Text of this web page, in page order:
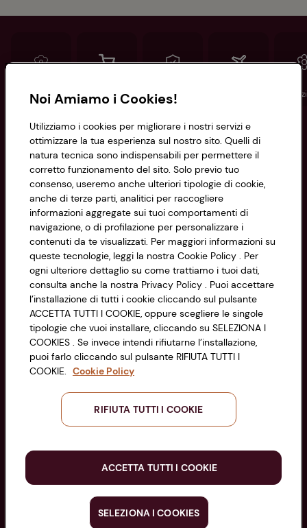
Conad Spesa online Assicurazioni
Informazioni
Privacy Policy
Cookie Policy
Impostazioni Cookie
Accessibilità
CONAD SOCIETÀ COOPERATIVA
Via Michelino, 59 | 40127 BOLOGNA
Codice Fiscale e Registro Imprese
di Bologna 00865960157
PARTITA IVA 03320960374
Servizio clienti
Seguici sui Social:
Noi Amiamo i Cookies!
Utilizziamo i cookies per migliorare i nostri servizi e
ottimizzare la tua esperienza sul nostro sito. Quelli di
natura tecnica sono indispensabili per permettere il
corretto funzionamento del sito. Solo previo tuo
consenso, useremo anche ulteriori tipologie di cookie,
anche di terze parti, analitici per raccogliere
informazioni aggregate sui tuoi comportamenti di
navigazione, o di profilazione per personalizzare i
contenuti da te visualizzati. Per maggiori informazioni su
queste tecnologie, leggi la nostra Cookie Policy . Per
ogni ulteriore dettaglio su come trattiamo i tuoi dati,
consulta anche la nostra Privacy Policy . Puoi accettare
l’installazione di tutti i cookie cliccando sul pulsante
ACCETTA TUTTI I COOKIE, oppure scegliere le singole
tipologie che vuoi installare, cliccando su SELEZIONA I
COOKIES . Se invece intendi rifiutarne l’installazione,
puoi farlo cliccando sul pulsante RIFIUTA TUTTI I
COOKIE. Cookie Policy
RIFIUTA TUTTI I COOKIE
ACCETTA TUTTI I COOKIE
SELEZIONA I COOKIES